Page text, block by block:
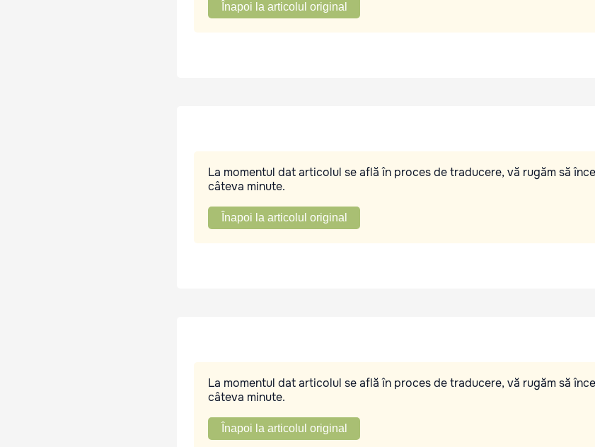
Înapoi la articolul original
La momentul dat articolul se află în proces de traducere, vă rugăm să
câteva minute.
Înapoi la articolul original
La momentul dat articolul se află în proces de traducere, vă rugăm să
câteva minute.
Înapoi la articolul original